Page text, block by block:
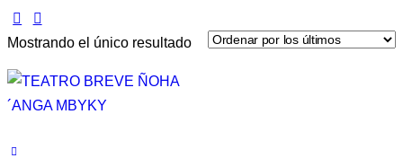
Mostrando el único resultado